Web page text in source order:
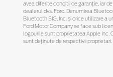
avea diferite condiții de garanție, iar
dealerul dvs. Ford. Denumirea
Bluetooth SIG, Inc. și orice utilizare a
Ford Motor Company se face sub
logourile sunt proprietatea Apple Inc.
sunt deținute de respectivii proprietari.